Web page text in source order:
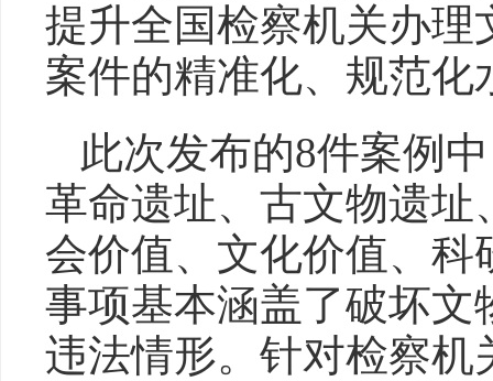
提升全国检察机关办
案件的精准化、规范化
此次发布的8件案例
革命遗址、古文物遗
会价值、文化价值、
事项基本涵盖了破坏
违法情形。针对检察